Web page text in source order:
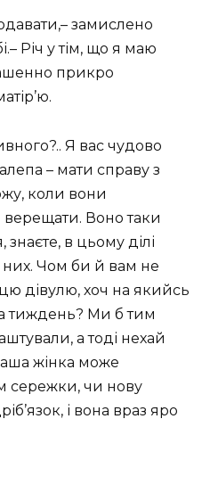
замислено
Річ у тім, що я маю
прикро
Я вас чудово
– мати справу з
коли вони
Воно таки
в цьому ділі
Чом би й вам не
дівулю, хоч на якийсь
тиждень? Ми б тим
а тоді нехай
жінка може
сережки, чи нову
і вона враз яро